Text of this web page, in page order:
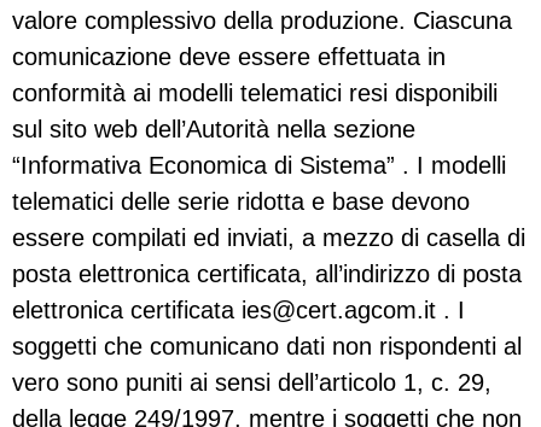
valore complessivo della produzione. Ciascuna
comunicazione deve essere effettuata in
conformità ai modelli telematici resi disponibili
sul sito web dell’Autorità nella sezione
“Informativa Economica di Sistema” . I modelli
telematici delle serie ridotta e base devono
essere compilati ed inviati, a mezzo di casella di
posta elettronica certificata, all’indirizzo di posta
elettronica certificata ies@cert.agcom.it . I
soggetti che comunicano dati non rispondenti al
vero sono puniti ai sensi dell’articolo 1, c. 29,
della legge 249/1997, mentre i soggetti che non